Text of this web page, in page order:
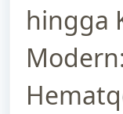
hingga